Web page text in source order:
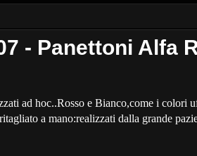
- Panettoni Alfa
ad hoc..Rosso e Bianco,come i colori
a mano:realizzati dalla grande